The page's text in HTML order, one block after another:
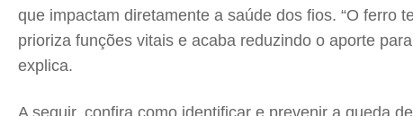
que impactam diretamente a saúde dos fios. “O ferro
prioriza funções vitais e acaba reduzindo o aporte
explica.
A seguir, confira como identificar e prevenir a queda